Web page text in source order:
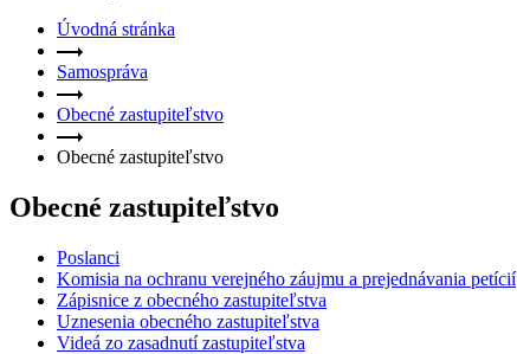
Úvodná stránka
Samospráva
Obecné zastupiteľstvo
Obecné zastupiteľstvo
Obecné zastupiteľstvo
Poslanci
Komisia na ochranu verejného záujmu a prejednávania petícií
Zápisnice z obecného zastupiteľstva
Uznesenia obecného zastupiteľstva
Videá zo zasadnutí zastupiteľstva